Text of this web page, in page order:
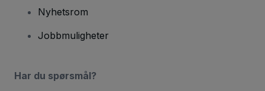
Nyhetsrom
Jobbmuligheter
Har du spørsmål?